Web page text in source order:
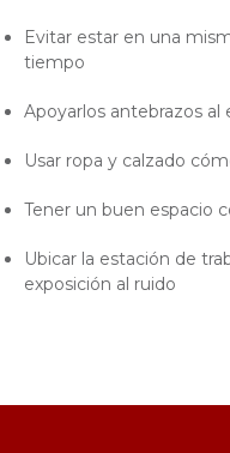
Evitar estar en una
tiempo
Apoyarlos antebrazos
Usar ropa y calzado
Tener un buen espacio
Ubicar la estación de
exposición al ruido